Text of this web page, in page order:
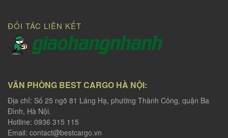
ĐỐI TÁC LIÊN KẾT
VĂN PHÒNG BEST CARGO HÀ NỘI:
Địa chỉ: Số 25 ngõ 81 Láng Hạ, phường Thành Công, quận Ba
Đình, Hà Nội.
Hotline: 0936 315 115
Email: contact@bestcargo.vn